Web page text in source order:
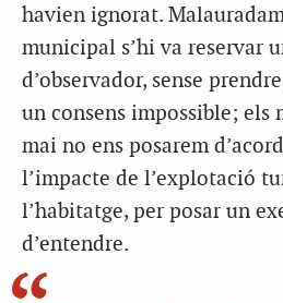
havien ignorat.
municipal s’hi va reservar
d’observador, sense
un consens impossible; els
mai no ens posarem
l’impacte de l’explotació
l’habitatge, per posar un
d’entendre.